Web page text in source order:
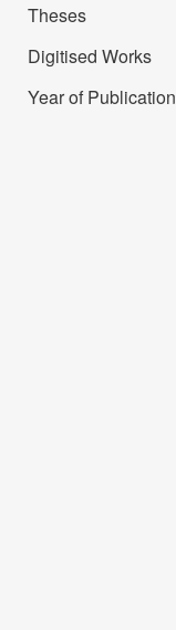
Theses
Digitised Works
Year of Publication